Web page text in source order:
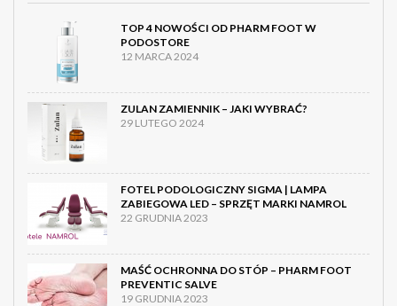
TOP 4 NOWOŚCI OD PHARM FOOT W
PODOSTORE
12 MARCA 2024
ZULAN ZAMIENNIK – JAKI WYBRAĆ?
29 LUTEGO 2024
FOTEL PODOLOGICZNY SIGMA | LAMPA
ZABIEGOWA LED – SPRZĘT MARKI NAMROL
22 GRUDNIA 2023
MAŚĆ OCHRONNA DO STÓP – PHARM FOOT
PREVENTIC SALVE
19 GRUDNIA 2023